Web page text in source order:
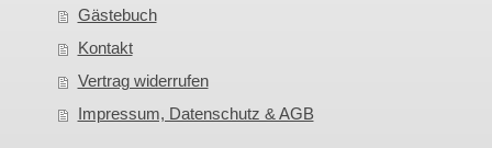
Gästebuch
Kontakt
Vertrag widerrufen
Impressum, Datenschutz & AGB